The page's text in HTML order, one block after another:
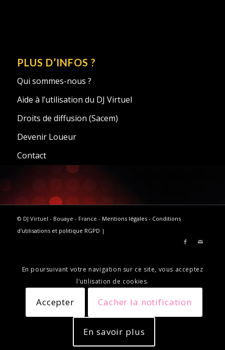
PLUS D’INFOS ?
Qui sommes-nous ?
Aide à l’utilisation du DJ Virtuel
Droits de diffusion (Sacem)
Devenir Loueur
Contact
© DJ Virtuel - Bouaye - France - Mentions légales- Conditions
d'utilisations et politique RGPD |
En poursuivant votre navigation sur ce site, vous acceptez
l'utilisation de cookies.
Accepter Cacher la notification
En savoir plus